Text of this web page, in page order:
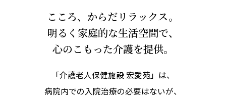
こころ、からだリラックス。
明るく家庭的な生活空間で、
心のこもった介護を提供。
「介護老人保健施設 宏愛苑」は、
病院内での入院治療の必要はないが、